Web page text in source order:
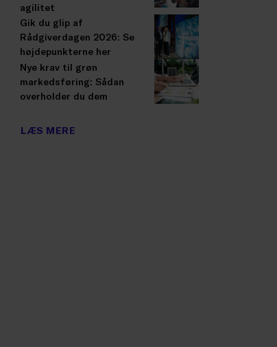
agilitet
Gik du glip af
Rådgiverdagen 2026: Se
højdepunkterne her
Nye krav til grøn
markedsføring: Sådan
overholder du dem
LÆS MERE